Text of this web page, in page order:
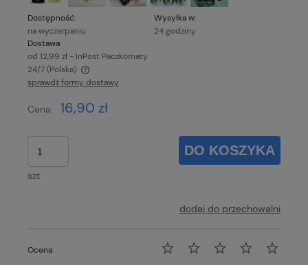
Dostępność:
na wyczerpaniu
Wysyłka w:
24 godziny
Dostawa:
od 12,99 zł - InPost Paczkomaty
24/7(Polska)
Cena nie zawiera ewentualnych kosztów płatności
sprawdź formy dostawy
Cena: 16,90 zł
szt.
DO KOSZYKA
dodaj do przechowalni
Ocena: